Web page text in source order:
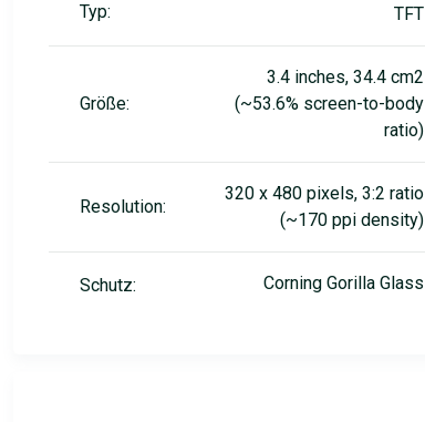
Typ: TFT
Größe:
3.4 inches, 34.4 cm2
(~53.6% screen-to-body
ratio)
Resolution:
320 x 480 pixels, 3:2 ratio
(~170 ppi density)
Schutz: Corning Gorilla Glass